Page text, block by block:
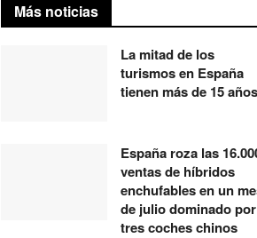
Más noticias
La mitad de los
turismos en España
tienen más de 15 años
España roza las
ventas de híbridos
enchufables en un
de julio dominado por
tres coches chinos